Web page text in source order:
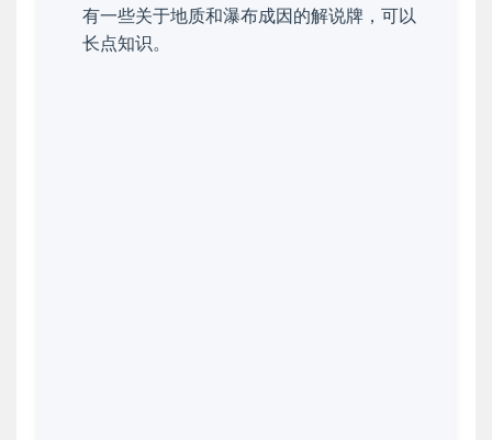
有一些关于地质和瀑布成因的解说牌，可以
长点知识。